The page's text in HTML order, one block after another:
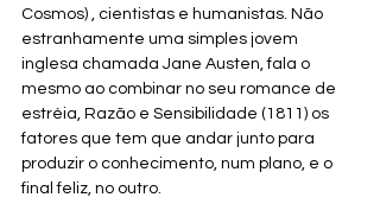
Cosmos) , cientistas e humanistas. Não
estranhamente uma simples jovem
inglesa chamada Jane Austen, fala o
mesmo ao combinar no seu romance de
estréia, Razão e Sensibilidade (1811) os
fatores que tem que andar junto para
produzir o conhecimento, num plano, e o
final feliz, no outro.